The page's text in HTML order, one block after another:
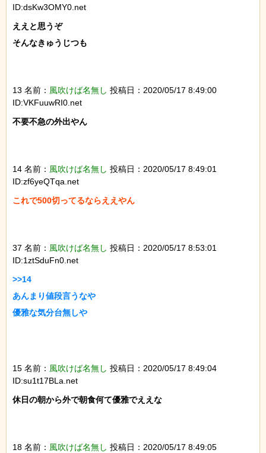
ID:dsKw3OMY0.net
ええと思うぞ
そんなきゅうじつも
13 名前： 風吹けば名無し 投稿日：2020/05/17 8:49:00
ID:VKFuuwRI0.net
不要不急の外出やん
14 名前： 風吹けば名無し 投稿日：2020/05/17 8:49:01
ID:zf6yeQTqa.net
これで500切ってるならええやん
37 名前： 風吹けば名無し 投稿日：2020/05/17 8:53:01
ID:1ztSduFn0.net
>>14
あんまり値段言うなや
優雅な気分台無しや
15 名前： 風吹けば名無し 投稿日：2020/05/17 8:49:04
ID:su1t17BLa.net
休日の朝から外で朝食何て優雅でええな
18 名前： 風吹けば名無し 投稿日：2020/05/17 8:49:05